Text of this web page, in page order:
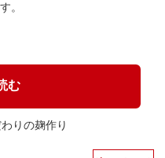
。
む
りの麹作り